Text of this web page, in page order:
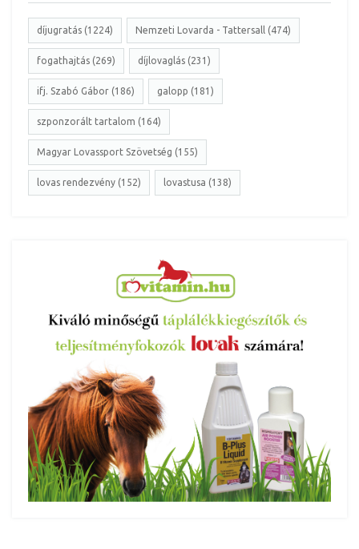
díjugratás (1224) Nemzeti Lovarda - Tattersall (474)
fogathajtás (269) díjlovaglás (231)
ifj. Szabó Gábor (186) galopp (181)
szponzorált tartalom (164)
Magyar Lovassport Szövetség (155)
lovas rendezvény (152) lovastusa (138)